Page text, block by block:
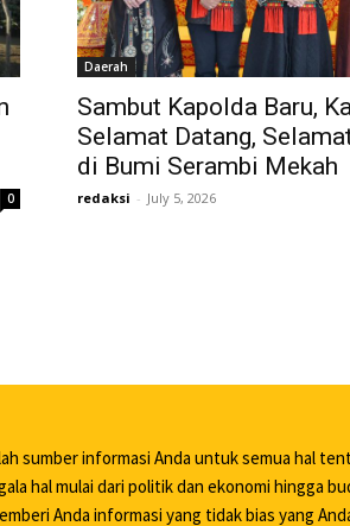
0
Daerah
Sambut Kapolda Baru,
Selamat Datang,
di Bumi Serambi Mekah
redaksi - July 5, 2026
sumber informasi Anda untuk semua hal
hal mulai dari politik dan ekonomi hingga
Anda informasi yang tidak bias yang